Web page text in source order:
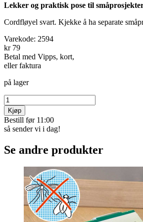
Lekker og praktisk pose til
Cordfløyel svart. Kjekke å ha separate
Varekode: 2594
kr 79
Betal med Vipps, kort,
eller faktura
på lager
Kjøp
Bestill før 11:00
så sender vi i dag!
Se andre produkter